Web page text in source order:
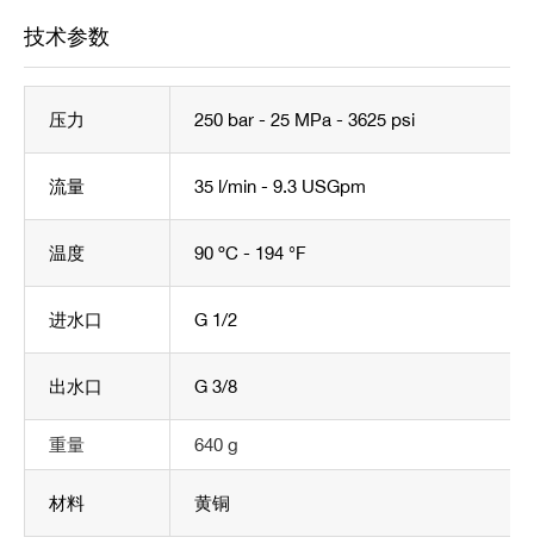
技术参数
压力 250 bar - 25 MPa - 3625 psi
流量 35 l/min - 9.3 USGpm
温度 90 ºC - 194 °F
进水口 G 1/2
出水口 G 3/8
重量 640 g
材料 黄铜